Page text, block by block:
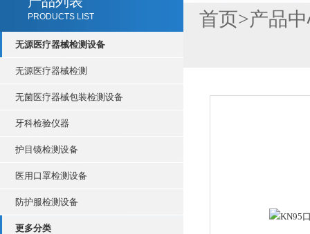
PRODUCTS LIST
无源医疗器械检测设备
无源医疗器械检测
无菌医疗器械包装检测设备
牙科检验仪器
护目镜检测设备
医用口罩检测设备
防护服检测设备
更多分类
首页>产品